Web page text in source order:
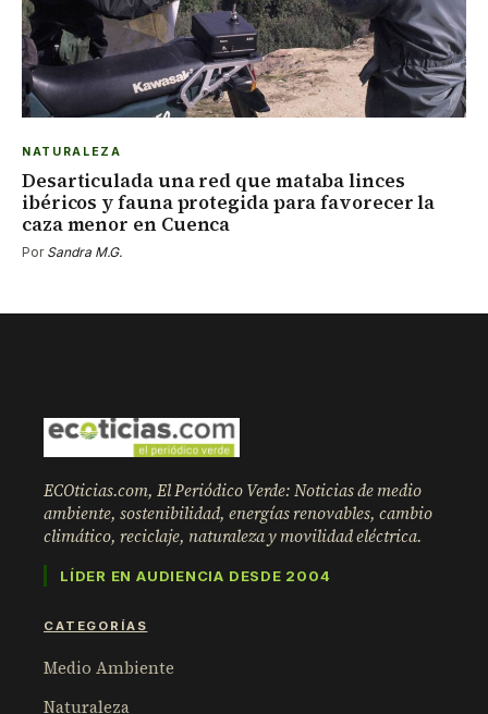
NATURALEZA
Desarticulada una red que mataba linces
ibéricos y fauna protegida para favorecer la
caza menor en Cuenca
Por Sandra M.G.
ECOticias.com, El Periódico Verde: Noticias de medio
ambiente, sostenibilidad, energías renovables, cambio
climático, reciclaje, naturaleza y movilidad eléctrica.
LÍDER EN AUDIENCIA DESDE 2004
CATEGORÍAS
Medio Ambiente
Naturaleza